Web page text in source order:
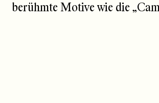
berühmte Motive wie die